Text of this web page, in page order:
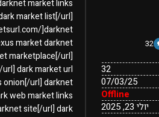
32
32
07/03/25
Offline
יולי 23, 2025
market links
market list[/url]
]darknet
market darknet
marketplace[/url]
dark market url
onion[/url] darknet
web market links
site[/url] dark